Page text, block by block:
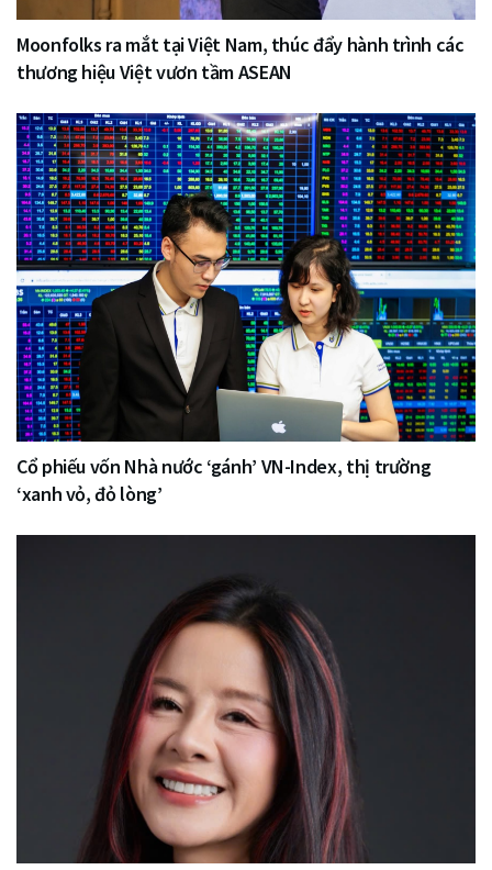
Moonfolks ra mắt tại Việt Nam, thúc đẩy hành trình các
thương hiệu Việt vươn tầm ASEAN
Cổ phiếu vốn Nhà nước ‘gánh’ VN-Index, thị trường
‘xanh vỏ, đỏ lòng’